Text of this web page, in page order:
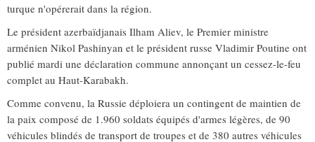
turque n'opérerait dans la région.
Le président azerbaïdjanais Ilham Aliev, le Premier ministre
arménien Nikol Pashinyan et le président russe Vladimir Poutine ont
publié mardi une déclaration commune annonçant un cessez-le-feu
complet au Haut-Karabakh.
Comme convenu, la Russie déploiera un contingent de maintien de
la paix composé de 1.960 soldats équipés d'armes légères, de 90
véhicules blindés de transport de troupes et de 380 autres véhicules